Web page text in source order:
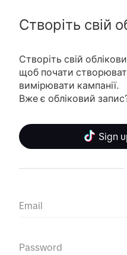
Створіть свій
Створіть свій
щоб почати
вимірювати кампанії.
Вже є обліковий
Sign
Email
Password